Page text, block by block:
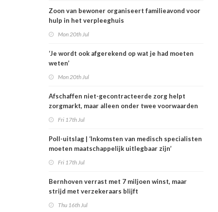
Zoon van bewoner organiseert familieavond voor
hulp in het verpleeghuis
Mon 20th Jul
‘Je wordt ook afgerekend op wat je had moeten
weten’
Mon 20th Jul
Afschaffen niet-gecontracteerde zorg helpt
zorgmarkt, maar alleen onder twee voorwaarden
Fri 17th Jul
Poll-uitslag | ‘Inkomsten van medisch specialisten
moeten maatschappelijk uitlegbaar zijn’
Fri 17th Jul
Bernhoven verrast met 7 miljoen winst, maar
strijd met verzekeraars blijft
Thu 16th Jul